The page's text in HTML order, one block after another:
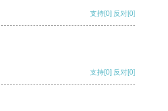
支持[0] 反对[0]
支持[0] 反对[0]